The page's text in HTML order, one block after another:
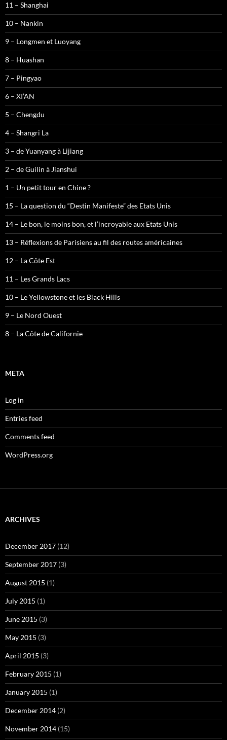
11 – Shanghai
10 – Nankin
9 – Longmen et Luoyang
8 – Huashan
7 – Pingyao
6 – XI’AN
5 – Chengdu
4 – Shangri La
3 – de Yuanyang à Lijiang
2 – de Guilin à Jianshui
1 – Un petit tour en Chine ?
15 – La question du “Destin Manifeste” des Etats Unis
14 – Le bon, le moins bon, et l’incroyable aux Etats Unis
13 – Réflexions de Parisiens au fil des routes américaines
12 – La Côte Est
11 – Les Grands Lacs
10 – Le Yellowstone et les Black Hills
9 – Le Nord Ouest
8 – La Côte de Californie
META
Log in
Entries feed
Comments feed
WordPress.org
ARCHIVES
December 2017 (12)
September 2017 (3)
August 2015 (1)
July 2015 (1)
June 2015 (3)
May 2015 (3)
April 2015 (3)
February 2015 (1)
January 2015 (1)
December 2014 (2)
November 2014 (15)